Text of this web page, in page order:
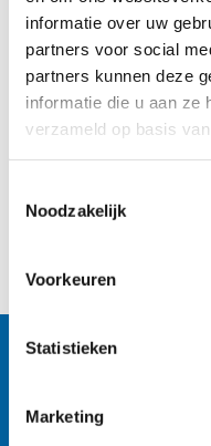
informatie over uw
partners voor social
partners kunnen deze
informatie die u aan ze
verzameld op basis
Noodzakelijk
Voorkeuren
Statistieken
Marketing
Follow us: